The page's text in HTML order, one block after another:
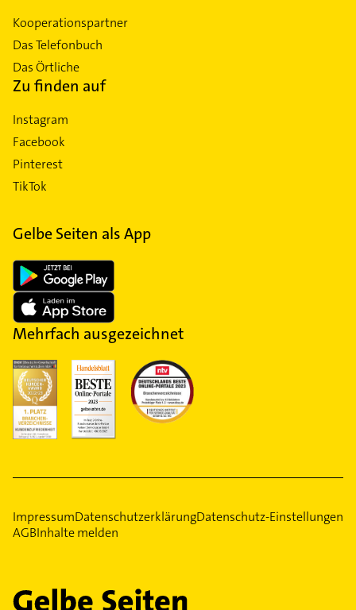
Kooperationspartner
Das Telefonbuch
Das Örtliche
Zu finden auf
Instagram
Facebook
Pinterest
TikTok
Gelbe Seiten als App
Mehrfach ausgezeichnet
ImpressumDatenschutzerklärungDatenschutz-Einstellungen
AGBInhalte melden